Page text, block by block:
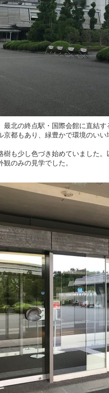
最北の終点駅・国際会館に直結
京都もあり、緑豊かで環境のいい
樹も少し色づき始めていました
観のみの見学でした。